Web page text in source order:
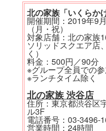
北の家族「いくらか
開催期間：2019年9
（月・祝）
対象店舗：北の家族
ソリッドスクエア店
く）
料金：500円／90分
※グループ全員での
※ランチタイム除く
北の家族 渋谷店
住所：東京都渋谷区
ル3F
電話番号：03-3496-
営業時間：24時間